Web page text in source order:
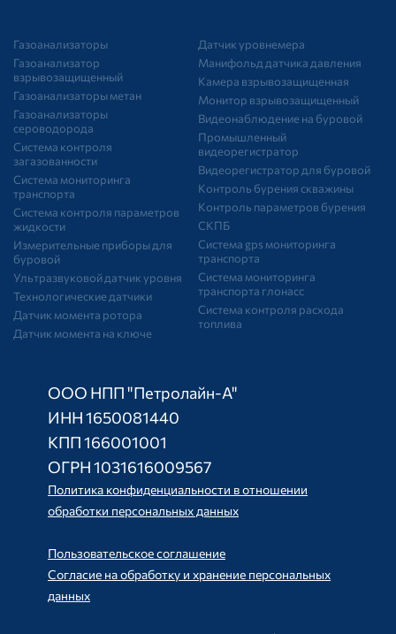
Газоанализаторы
Газоанализатор
взрывозащищенный
Газоанализаторы метан
Газоанализаторы
сероводорода
Система контроля
загазованности
Система мониторинга
транспорта
Система контроля параметров
жидкости
Измерительные приборы для
буровой
Ультразвуковой датчик уровня
Технологические датчики
Датчик момента ротора
Датчик момента на ключе
Датчик уровнемера
Манифольд датчика давления
Камера взрывозащищенная
Монитор взрывозащищенный
Видеонаблюдение на буровой
Промышленный
видеорегистратор
Видеорегистратор для буровой
Контроль бурения скважины
Контроль параметров бурения
СКПБ
Система gps мониторинга
транспорта
Система мониторинга
транспорта глонасс
Система контроля расхода
топлива
ООО НПП "Петролайн-А"
ИНН 1650081440
КПП 166001001
ОГРН 1031616009567
Политика конфиденциальности в отношении
обработки персональных данных
Пользовательское соглашение
Согласие на обработку и хранение персональных
данных